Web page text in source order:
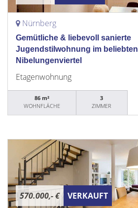
Nürnberg
Gemütliche & liebevoll sanierte
Jugendstilwohnung im beliebten
Nibelungenviertel
Etagenwohnung
86 m²
WOHNFLÄCHE
3
ZIMMER
570.000,- € VERKAUFT